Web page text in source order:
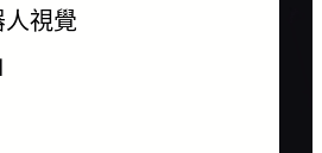
視覺